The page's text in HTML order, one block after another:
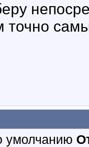
точно